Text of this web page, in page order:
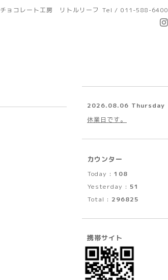
チョコレート工房 リトルリーフ Tel / 011-588-6400
2026.08.06 Thursday
休業日です。
カウンター
Today : 108
Yesterday : 51
Total : 296825
携帯サイト